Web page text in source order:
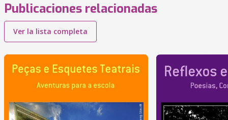
Publicaciones relacionadas
Ver la lista completa